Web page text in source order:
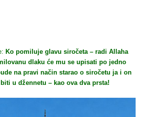
Ko pomiluje glavu siročeta – radi Allaha
dlaku će mu se upisati po jedno
na pravi način starao o siročetu ja i on
u džennetu – kao ova dva prsta!